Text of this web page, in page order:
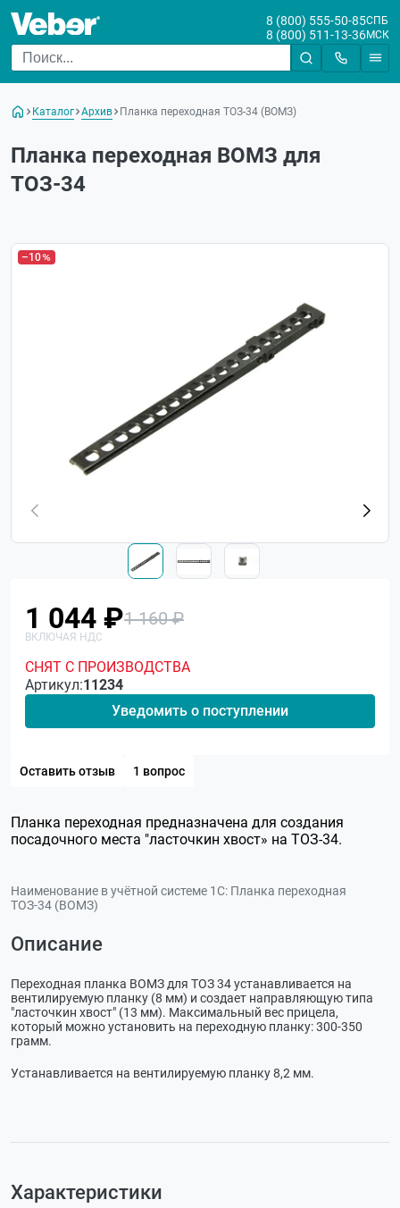
8 (800) 555-50-85СПБ
8 (800) 511-13-36МСК
Каталог Архив Планка переходная ТОЗ-34 (ВОМЗ)
Планка переходная ВОМЗ для
ТОЗ-34
–10
1 044 ₽1 160 ₽
СНЯТ С ПРОИЗВОДСТВА
Артикул:11234
Уведомить о поступлении
Оставить отзыв 1 вопрос
Планка переходная предназначена для создания
посадочного места "ласточкин хвост» на ТОЗ-34.
Наименование в учётной системе 1С: Планка переходная
ТОЗ-34 (ВОМЗ)
Описание
Переходная планка ВОМЗ для ТОЗ 34 устанавливается на
вентилируемую планку (8 мм) и создает направляющую типа
"ласточкин хвост" (13 мм). Максимальный вес прицела,
который можно установить на переходную планку: 300-350
грамм.
Устанавливается на вентилируемую планку 8,2 мм.
Характеристики